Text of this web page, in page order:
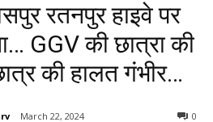
रतनपुर हाइवे पर
GGV की छात्रा की
की हालत गंभीर…
March 22, 2024 0